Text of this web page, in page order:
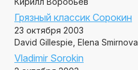
Грязный классик Сорокин
23 октября 2003
David Gillespie, Elena Smirnova
Vladimir Sorokin